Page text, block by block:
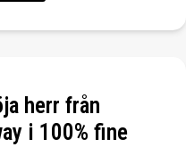
herr från
i 100% fine